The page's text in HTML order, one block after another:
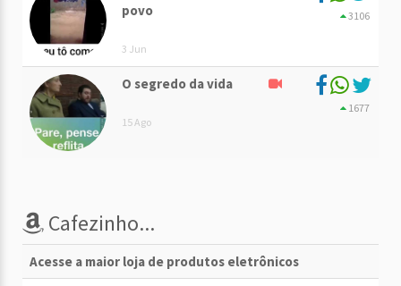
povo
3 Jun
3106
O segredo da vida
15 Ago
1677
Cafezinho...
Acesse a maior loja de produtos eletrônicos